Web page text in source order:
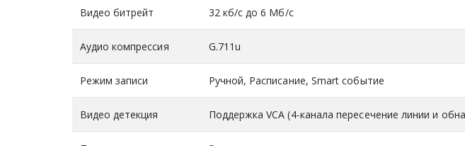
Видео битрейт 32 кб/с до 6 Мб/с
Аудио компрессия G.711u
Режим записи Ручной, Расписание, Smart событие
Видео детекция Поддержка VCA (4-канала пересечение линии и